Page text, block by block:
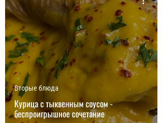
Курица с тыквенным соусом -
беспроигрышное сочетание
Вторые блюда